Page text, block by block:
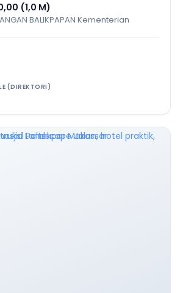
(1,0 M)
BALIKPAPAN Kementerian
(DIREKTORI)